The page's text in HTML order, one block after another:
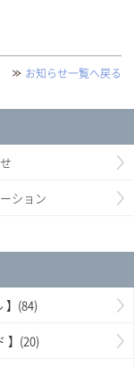
お知らせ一覧へ戻る
ション
】(84)
】(20)